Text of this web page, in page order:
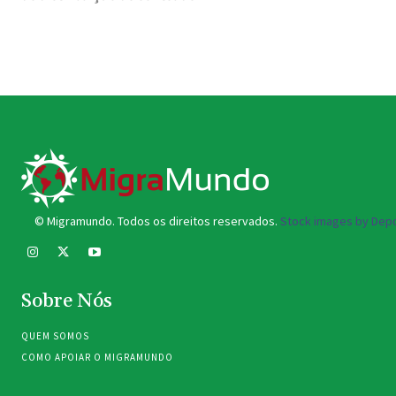
© Migramundo. Todos os direitos reservados. Stock images by
Sobre Nós
QUEM SOMOS
COMO APOIAR O MIGRAMUNDO